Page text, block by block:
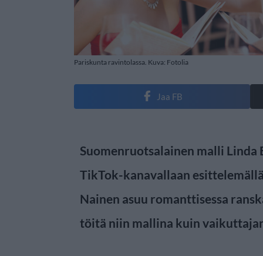
Pariskunta ravintolassa. Kuva: Fotolia
Jaa FB
Suomenruotsalainen malli
TikTok-kanavallaan
Nainen asuu romanttisessa
töitä niin mallina kuin